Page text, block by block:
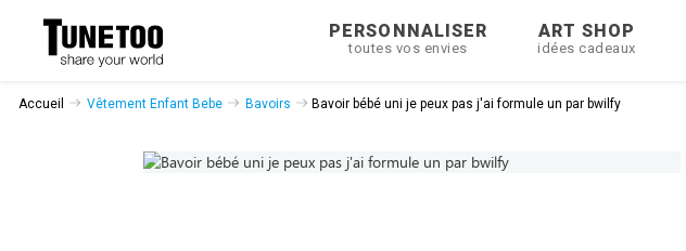
PERSONNALISER
toutes vos envies
ART SHOP
idées cadeaux
Accueil Vêtement Enfant Bebe Bavoirs Bavoir bébé uni je peux pas j'ai formule un par bwilfy